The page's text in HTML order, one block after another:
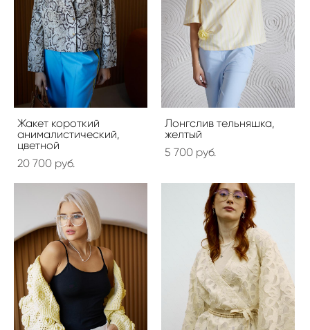
Жакет короткий
анималистический,
цветной
20 700 pуб.
Лонгслив тельняшка,
желтый
5 700 pуб.